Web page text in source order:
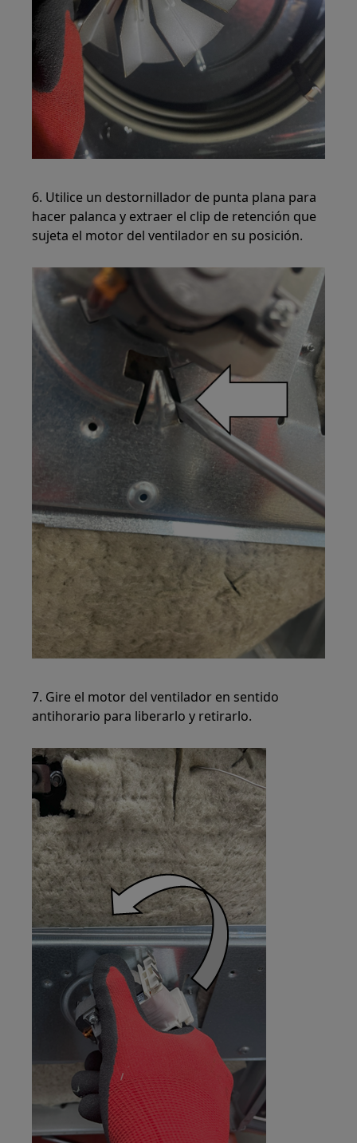
6. Utilice un destornillador de punta plana para
hacer palanca y extraer el clip de retención que
sujeta el motor del ventilador en su posición.
7. Gire el motor del ventilador en sentido
antihorario para liberarlo y retirarlo.